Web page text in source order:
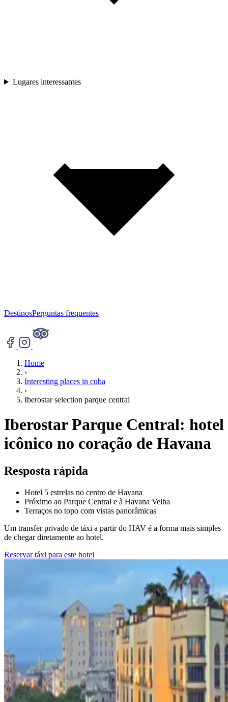
Lugares interessantes
DestinosPerguntas frequentes
Home
›
Interesting places in cuba
›
Iberostar selection parque central
Iberostar Parque Central: hotel
icônico no coração de Havana
Resposta rápida
Hotel 5 estrelas no centro de Havana
Próximo ao Parque Central e à Havana Velha
Terraços no topo com vistas panorâmicas
Um transfer privado de táxi a partir do HAV é a forma mais simples
de chegar diretamente ao hotel.
Reservar táxi para este hotel